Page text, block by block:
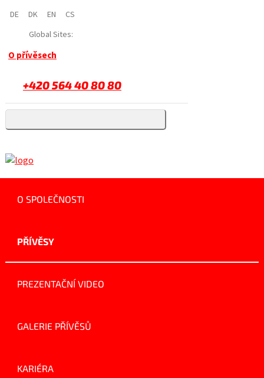
DE DK EN
CS
Global Sites:
O přívěsech
+420 564 40 80 80
O SPOLEČNOSTI
PŘÍVĚSY
PREZENTAČNÍ VIDEO
GALERIE PŘÍVĚSŮ
KARIÉRA